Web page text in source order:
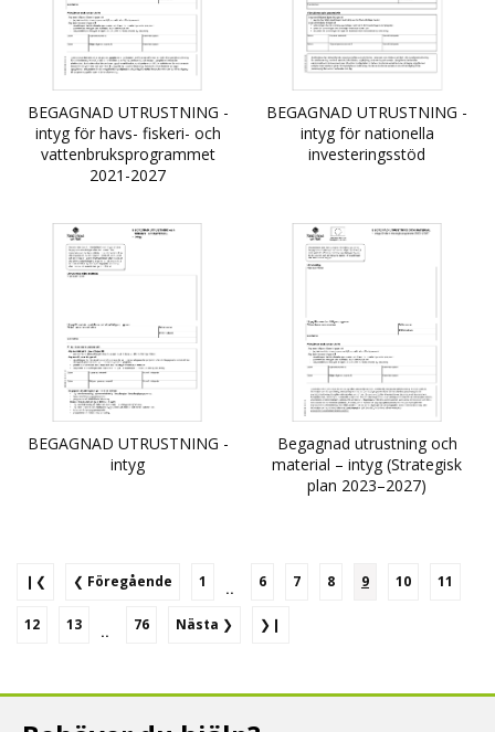
BEGAGNAD UTRUSTNING -
intyg för havs- fiskeri- och
vattenbruksprogrammet
2021-2027
BEGAGNAD UTRUSTNING -
intyg för nationella
investeringsstöd
BEGAGNAD UTRUSTNING -
intyg
Begagnad utrustning och
material – intyg (Strategisk
plan 2023–2027)
❙❮ ❮ Föregående 1 .. 6 7 8 9 10 11
12 13 .. 76 Nästa ❯ ❯❙